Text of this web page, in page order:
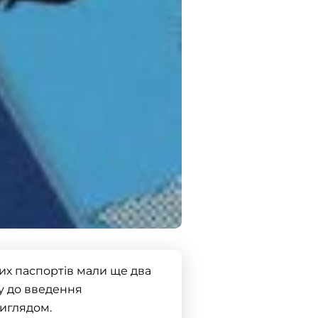
паспортів мали ще два
до введення